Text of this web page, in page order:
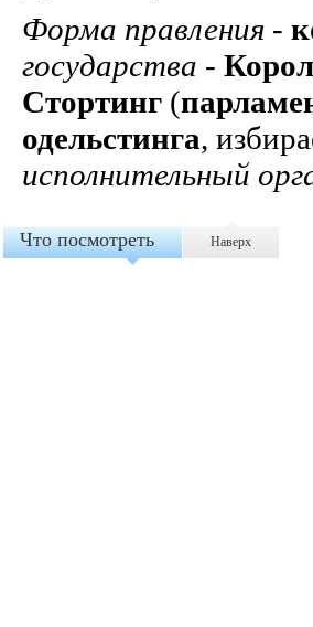
Форма правления -
государства -
Стортинг (
одельстинга,
исполнительный
Что посмотреть Наверх